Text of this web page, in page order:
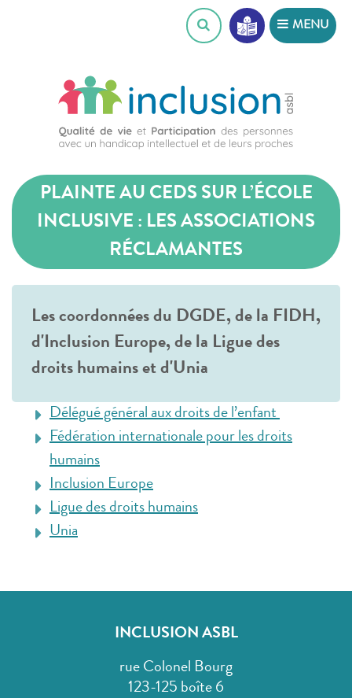
MENU
PLAINTE AU CEDS SUR L’ÉCOLE
INCLUSIVE : LES ASSOCIATIONS
RÉCLAMANTES
Les coordonnées du DGDE, de la FIDH,
d'Inclusion Europe, de la Ligue des
droits humains et d'Unia
Délégué général aux droits de l’enfant
Fédération internationale pour les droits
humains
Inclusion Europe
Ligue des droits humains
Unia
INCLUSION ASBL
rue Colonel Bourg
123-125 boîte 6